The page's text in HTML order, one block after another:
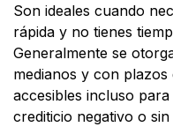
Son ideales cuando
rápida y no tienes
Generalmente se
medianos y con
accesibles incluso
crediticio negativo o